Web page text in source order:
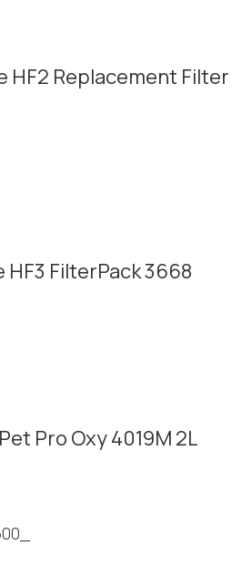
HF2 Replacement Filter
HF3 FilterPack 3668
Pro Oxy 4019M 2L